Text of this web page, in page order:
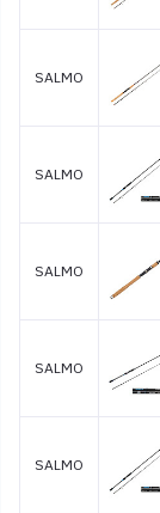
SALMO
SALMO
SALMO
SALMO
SALMO